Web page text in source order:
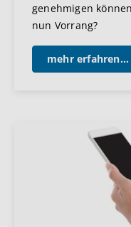
genehmigen
nun Vorrang?
mehr erfahren...